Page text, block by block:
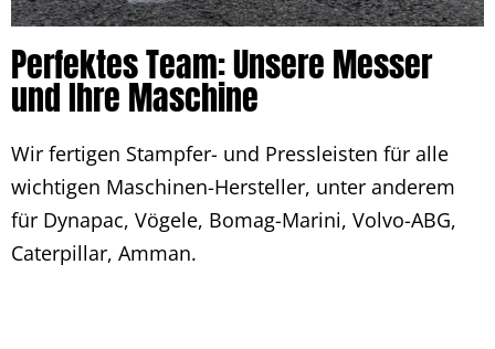
Perfektes Team: Unsere Messer
und Ihre Maschine
Wir fertigen Stampfer- und Pressleisten für alle
wichtigen Maschinen-Hersteller, unter anderem
für Dynapac, Vögele, Bomag-Marini, Volvo-ABG,
Caterpillar, Amman.